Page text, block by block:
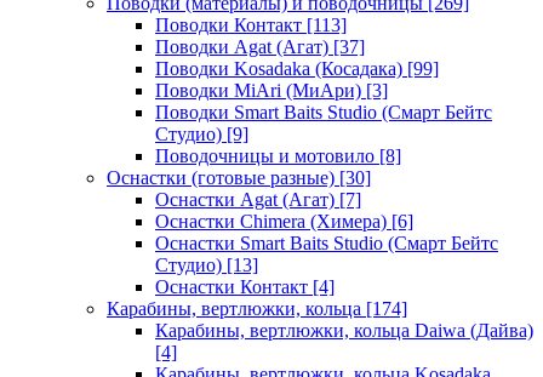
Поводки Контакт [113]
Поводки Agat (Агат) [37]
Поводки Kosadaka (Косадака) [99]
Поводки MiAri (МиАри) [3]
Поводки Smart Baits Studio (Смарт Бейтс
Студио) [9]
Поводочницы и мотовило [8]
Оснастки (готовые разные) [30]
Оснастки Agat (Агат) [7]
Оснастки Chimera (Химера) [6]
Оснастки Smart Baits Studio (Смарт Бейтс
Студио) [13]
Оснастки Контакт [4]
Карабины, вертлюжки, кольца [174]
Карабины, вертлюжки, кольца Daiwa (Дайва)
[4]